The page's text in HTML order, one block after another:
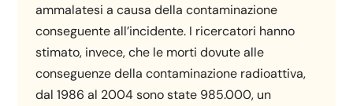
ammalatesi a causa della contaminazione
conseguente all’incidente. I ricercatori hanno
stimato, invece, che le morti dovute alle
conseguenze della contaminazione radioattiva,
dal 1986 al 2004 sono state 985.000, un